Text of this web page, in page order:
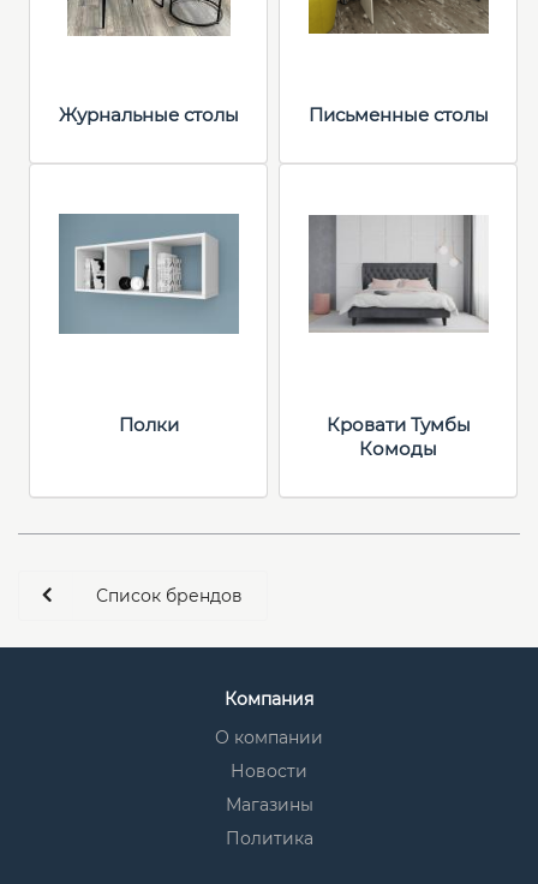
Журнальные столы Письменные столы
Полки
Кровати Тумбы
Комоды
Список брендов
Компания
О компании
Новости
Магазины
Политика